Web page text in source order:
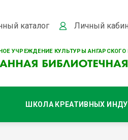
УЧРЕЖДЕНИЕ КУЛЬТУРЫ АНГАРСКОГО
каталог Личный
ШКОЛА КРЕАТИВНЫХ